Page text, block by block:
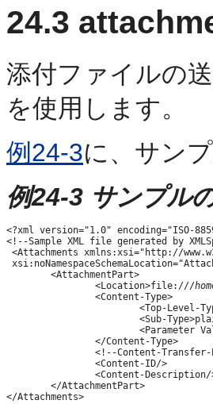
24.3
添付ファイルの送
を使用します。
例24-3に、サン
例24-3 サンプル
<?xml version="1.0" encoding="ISO-
<!--Sample XML file generated by
<Attachments xmlns:xsi="http://
        <AttachmentPart>
                <Location>file:///
                <Content-Type>
<Top-Level-
<Sub-
<Parameter
                </Content-Type>
<!--Content-
                <Content-ID/>
<Content-Description/
        </AttachmentPart>